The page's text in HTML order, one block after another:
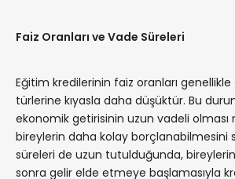
Faiz Oranları ve Vade Süreleri
Eğitim kredilerinin faiz oranları
türlerine kıyasla daha düşüktür. Bu
ekonomik getirisinin uzun vadeli olması
bireylerin daha kolay borçlanabilmesini
süreleri de uzun tutulduğunda,
sonra gelir elde etmeye başlamasıyla